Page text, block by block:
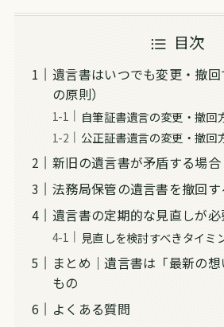
目次
遺言書はいつでも変更・撤
の原則）
自筆証書遺言の変更・撤回
公正証書遺言の変更・撤回
新旧の遺言書が矛盾する場合
法務局保管の遺言書を撤回
遺言書の定期的な見直しが
見直しを検討すべきタイミ
まとめ｜遺言書は「最新の
もの
よくある質問